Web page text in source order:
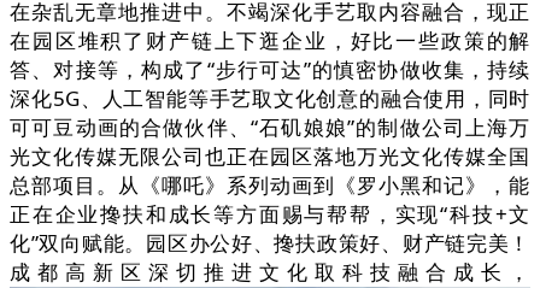
在杂乱无章地推进中。不竭深化手艺取内容融合，现正
在园区堆积了财产链上下逛企业，好比一些政策的解
答、对接等，构成了“步行可达”的慎密协做收集，持续
深化5G、人工智能等手艺取文化创意的融合使用，同时
可可豆动画的合做伙伴、“石矶娘娘”的制做公司上海万
光文化传媒无限公司也正在园区落地万光文化传媒全国
总部项目。从《哪吒》系列动画到《罗小黑和记》，能
正在企业搀扶和成长等方面赐与帮帮，实现“科技+文
化”双向赋能。园区办公好、搀扶政策好、财产链完美！
成都高新区深切推进文化取科技融合成长，